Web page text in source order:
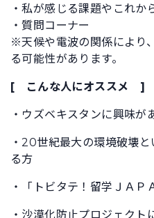
・私が感じる課題やこれか
・質問コーナー
※天候や電波の関係により
る可能性があります。
[ こんな人にオススメ ]
・ウズベキスタンに興味が
・20世紀最大の環境破壊
る方
・「トビタテ！留学ＪＡ
・沙漠化防止プロジェクト